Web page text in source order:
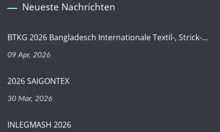
Neueste Nachrichten
BTKG 2026 Bangladesch Internationale Textil-, Strick-...
09 Apr, 2026
2026 SAIGONTEX
30 Mar, 2026
INLEGMASH 2026